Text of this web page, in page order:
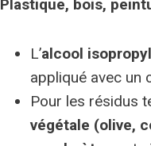
Plastique, bois,
L’alcool
appliqué avec un
Pour les résidus
végétale (olive,